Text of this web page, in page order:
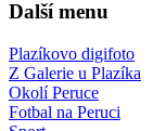
Další menu
Plazíkovo digifoto
Z Galerie u Plazíka
Okolí Peruce
Fotbal na Peruci